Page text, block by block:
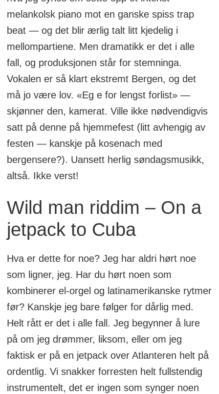
melankolsk piano mot en ganske spiss trap
beat — og det blir ærlig talt litt kjedelig i
mellompartiene. Men dramatikk er det i alle
fall, og produksjonen står for stemninga.
Vokalen er så klart ekstremt Bergen, og det
må jo være lov. «Eg e for lengst forlist» —
skjønner den, kamerat. Ville ikke nødvendigvis
satt på denne på hjemmefest (litt avhengig av
festen — kanskje på kosenach med
bergensere?). Uansett herlig søndagsmusikk,
altså. Ikke verst!
Wild man riddim – On a
jetpack to Cuba
Hva er dette for noe? Jeg har aldri hørt noe
som ligner, jeg. Har du hørt noen som
kombinerer el-orgel og latinamerikanske rytmer
før? Kanskje jeg bare følger for dårlig med.
Helt rått er det i alle fall. Jeg begynner å lure
på om jeg drømmer, liksom, eller om jeg
faktisk er på en jetpack over Atlanteren helt på
ordentlig. Vi snakker forresten helt fullstendig
instrumentelt, det er ingen som synger noen